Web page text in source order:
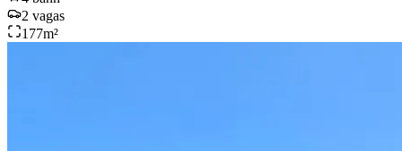
2 vagas
177m²